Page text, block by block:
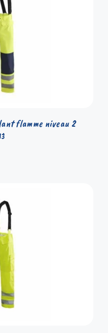
flamme niveau 2